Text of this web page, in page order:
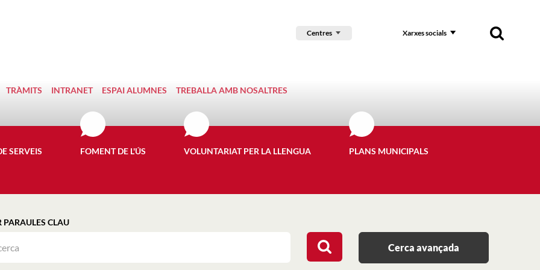
Centres Xarxes socials
TRÀMITS INTRANET ESPAI ALUMNES TREBALLA AMB NOSALTRES
SERVEIS FOMENT DE L'ÚS VOLUNTARIAT PER LA LLENGUA PLANS MUNICIPALS
PARAULES CLAU
Cerca avançada